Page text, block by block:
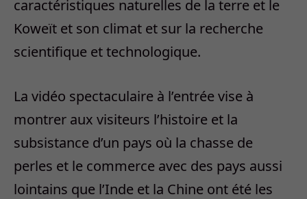
caractéristiques naturelles de la terre et le
Koweït et son climat et sur la recherche
scientifique et technologique.
La vidéo spectaculaire à l’entrée vise à
montrer aux visiteurs l’histoire et la
subsistance d’un pays où la chasse de
perles et le commerce avec des pays aussi
lointains que l’Inde et la Chine ont été les